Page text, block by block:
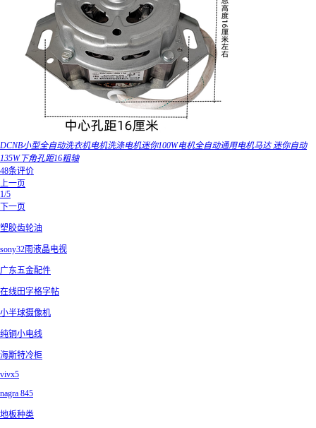
DCNB小型全自动洗衣机电机洗涤电机迷你100W电机全自动通用电机马达 迷你自动
135W下角孔距16粗轴
48条评价
上一页
1/5
下一页
塑胶齿轮油
sony32雨液晶电视
广东五金配件
在线田字格字帖
小半球摄像机
纯铜小电线
海斯特冷柜
vivx5
nagra 845
地板种类